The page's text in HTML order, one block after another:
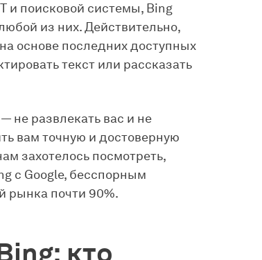
и поисковой системы, Bing
из них. Действительно,
основе последних доступных
текст или рассказать
не развлекать вас и не
вам точную и достоверную
захотелось посмотреть,
с Google, бесспорным
рынка почти 90%.
кто